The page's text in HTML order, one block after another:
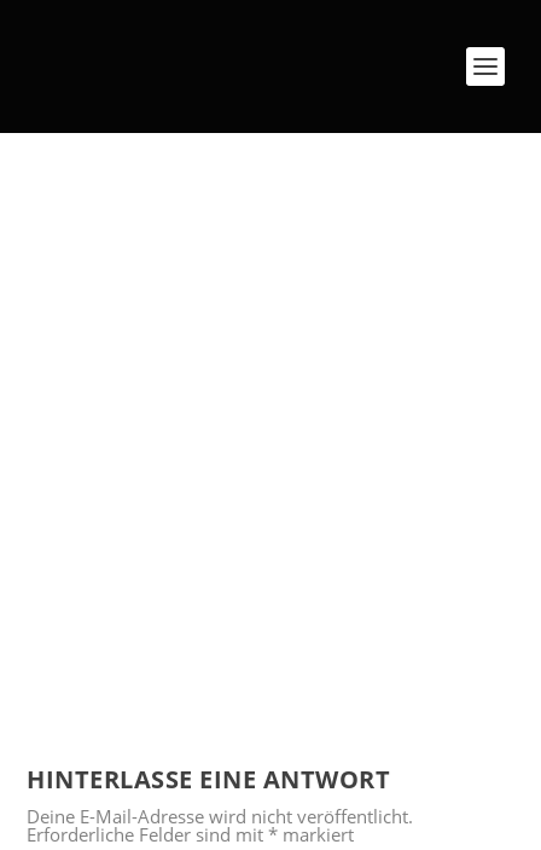
HINTERLASSE EINE ANTWORT
Deine E-Mail-Adresse wird nicht veröffentlicht.
Erforderliche Felder sind mit* markiert